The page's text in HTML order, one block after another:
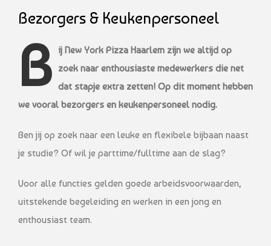
Bezorgers & Keukenpersoneel
B ij New York Pizza Haarlem zijn we altijd op
zoek naar enthousiaste medewerkers die net
dat stapje extra zetten! Op dit moment hebben
we vooral bezorgers en keukenpersoneel nodig.
Ben jij op zoek naar een leuke en flexibele bijbaan naast
je studie? Of wil je parttime/fulltime aan de slag?
Voor alle functies gelden goede arbeidsvoorwaarden,
uitstekende begeleiding en werken in een jong en
enthousiast team.